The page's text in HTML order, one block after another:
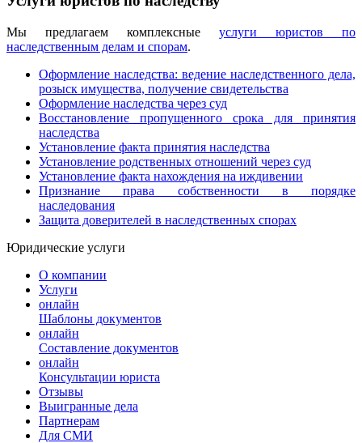
Мы предлагаем комплексные услуги юристов по
наследственным делам и спорам.
Оформление наследства: ведение наследственного дела,
розыск имущества, получение свидетельства
Оформление наследства через суд
Восстановление пропущенного срока для принятия
наследства
Установление факта принятия наследства
Установление родственных отношений через суд
Установление факта нахождения на иждивении
Признание права собственности в порядке
наследования
Защита доверителей в наследственных спорах
Юридические услуги
О компании
Услуги
онлайн
Шаблоны документов
онлайн
Составление документов
онлайн
Консультации юриста
Отзывы
Выигранные дела
Партнерам
Для СМИ